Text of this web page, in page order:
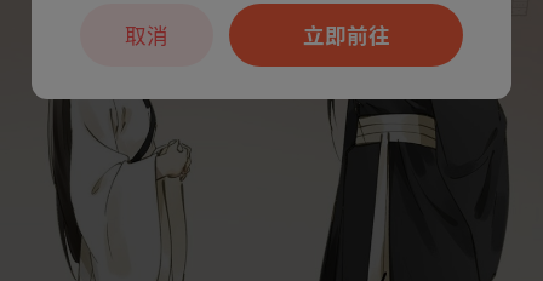
立即前往
取消